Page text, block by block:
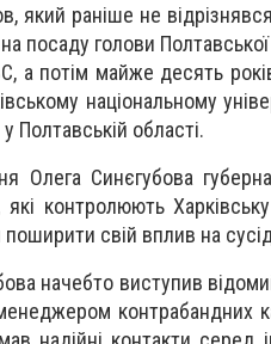
який раніше не
посаду голови
потім майже десять років
національному
області.
Олега Синєгубова
контролюють
свій вплив на
начебто виступив
контрабандних